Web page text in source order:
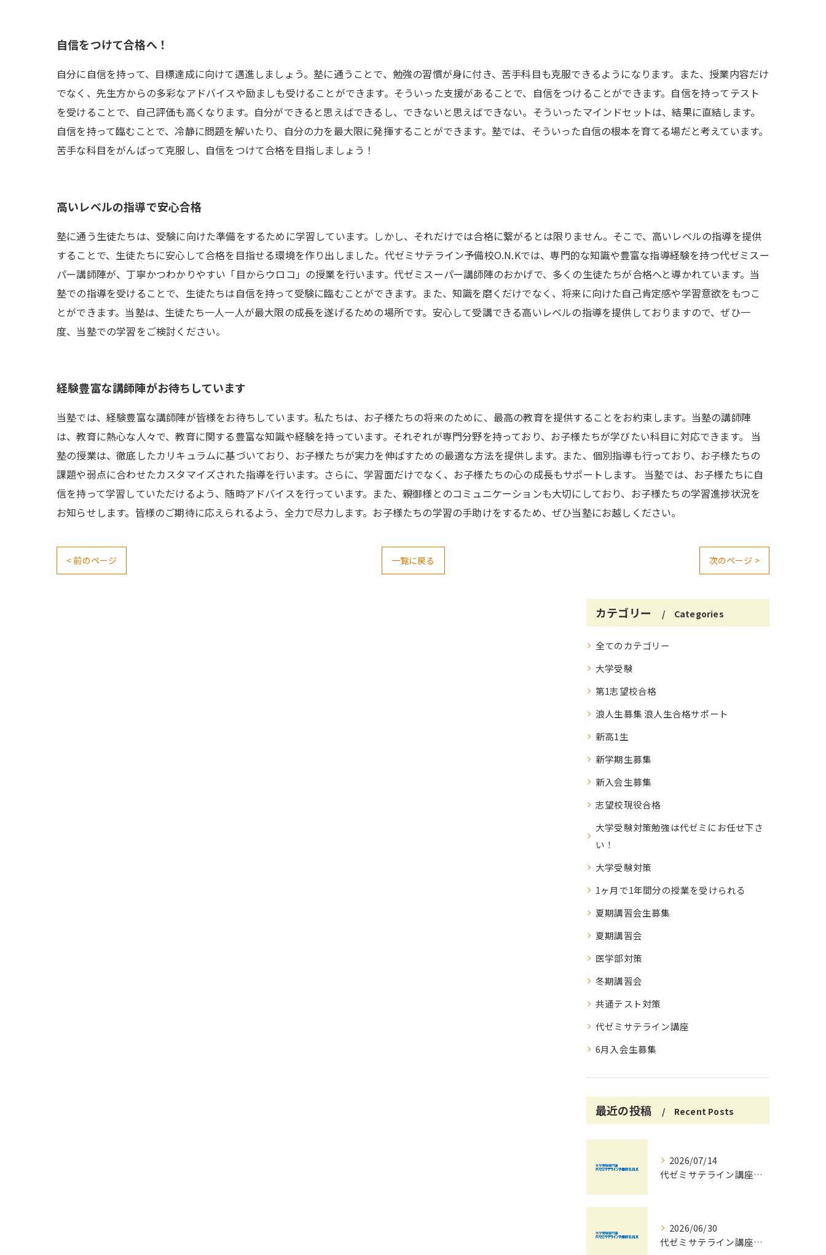
自信をつけて合格へ！
自分に自信を持って、目標達成に向けて邁進しましょう。塾に通うことで、勉強の習慣が身に付き、苦手科目も克服できるようになります。また、授業内容だけ
でなく、先生方からの多彩なアドバイスや励ましも受けることができます。そういった支援があることで、自信をつけることができます。自信を持ってテスト
を受けることで、自己評価も高くなります。自分ができると思えばできるし、できないと思えばできない。そういったマインドセットは、結果に直結します。
自信を持って臨むことで、冷静に問題を解いたり、自分の力を最大限に発揮することができます。塾では、そういった自信の根本を育てる場だと考えています。
苦手な科目をがんばって克服し、自信をつけて合格を目指しましょう！
高いレベルの指導で安心合格
塾に通う生徒たちは、受験に向けた準備をするために学習しています。しかし、それだけでは合格に繋がるとは限りません。そこで、高いレベルの指導を提供
することで、生徒たちに安心して合格を目指せる環境を作り出しました。代ゼミサテライン予備校O.N.Kでは、専門的な知識や豊富な指導経験を持つ代ゼミスー
パー講師陣が、丁寧かつわかりやすい「目からウロコ」の授業を行います。代ゼミスーパー講師陣のおかげで、多くの生徒たちが合格へと導かれています。当
塾での指導を受けることで、生徒たちは自信を持って受験に臨むことができます。また、知識を磨くだけでなく、将来に向けた自己肯定感や学習意欲をもつこ
とができます。当塾は、生徒たち一人一人が最大限の成長を遂げるための場所です。安心して受講できる高いレベルの指導を提供しておりますので、ぜひ一
度、当塾での学習をご検討ください。
経験豊富な講師陣がお待ちしています
当塾では、経験豊富な講師陣が皆様をお待ちしています。私たちは、お子様たちの将来のために、最高の教育を提供することをお約束します。当塾の講師陣
は、教育に熱心な人々で、教育に関する豊富な知識や経験を持っています。それぞれが専門分野を持っており、お子様たちが学びたい科目に対応できます。 当
塾の授業は、徹底したカリキュラムに基づいており、お子様たちが実力を伸ばすための最適な方法を提供します。また、個別指導も行っており、お子様たちの
課題や弱点に合わせたカスタマイズされた指導を行います。さらに、学習面だけでなく、お子様たちの心の成長もサポートします。 当塾では、お子様たちに自
信を持って学習していただけるよう、随時アドバイスを行っています。また、親御様とのコミュニケーションも大切にしており、お子様たちの学習進捗状況を
お知らせします。皆様のご期待に応えられるよう、全力で尽力します。お子様たちの学習の手助けをするため、ぜひ当塾にお越しください。
< 前のページ 一覧に戻る 次のページ >
カテゴリー Categories
全てのカテゴリー
大学受験
第1志望校合格
浪人生募集 浪人生合格サポート
新高1生
新学期生募集
新入会生募集
志望校現役合格
大学受験対策勉強は代ゼミにお任せ下さ
い！
大学受験対策
1ヶ月で1年間分の授業を受けられる
夏期講習会生募集
夏期講習会
医学部対策
冬期講習会
共通テスト対策
代ゼミサテライン講座
6月入会生募集
最近の投稿 Recent Posts
2026/07/14
代ゼミサテライン講座で夏期講習会を自宅受講し大学受験対策を効率化する方法
2026/06/30
代ゼミサテライン講座夏期講習会で苦手科目を短期間に得意科目へ導く学習戦略